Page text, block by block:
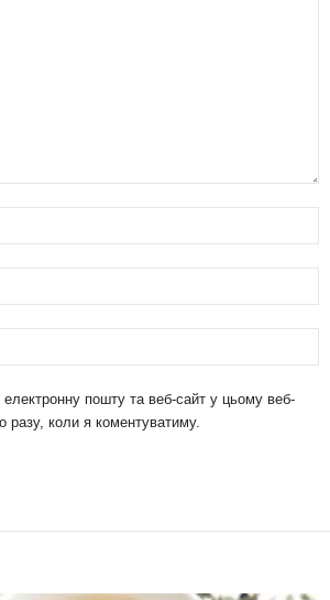
електронну пошту та веб-сайт у цьому веб-
разу, коли я коментуватиму.